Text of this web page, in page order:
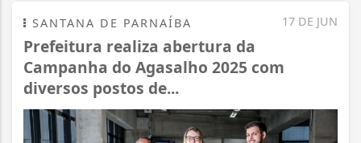
17 DE JUN
SANTANA DE PARNAÍBA
Prefeitura realiza abertura da
Campanha do Agasalho 2025 com
diversos postos de...